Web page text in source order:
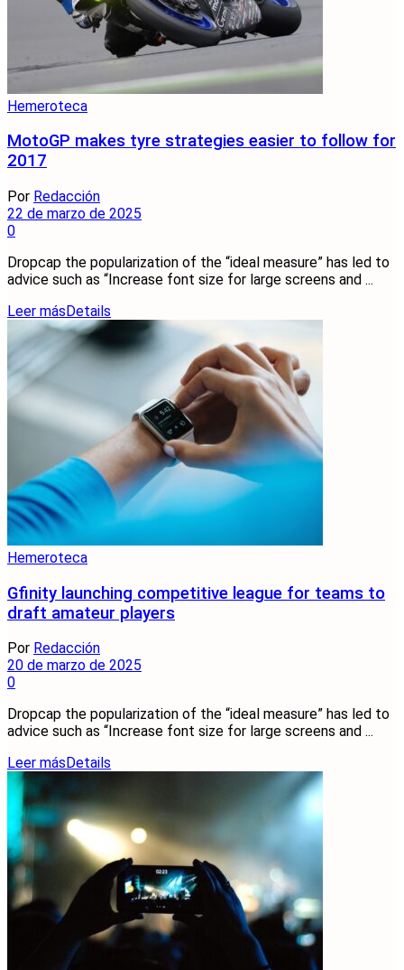
Hemeroteca
MotoGP makes tyre strategies easier to follow for
2017
Por Redacción
22 de marzo de 2025
0
Dropcap the popularization of the “ideal measure” has led to
advice such as “Increase font size for large screens and ...
Leer másDetails
Hemeroteca
Gfinity launching competitive league for teams to
draft amateur players
Por Redacción
20 de marzo de 2025
0
Dropcap the popularization of the “ideal measure” has led to
advice such as “Increase font size for large screens and ...
Leer más Details